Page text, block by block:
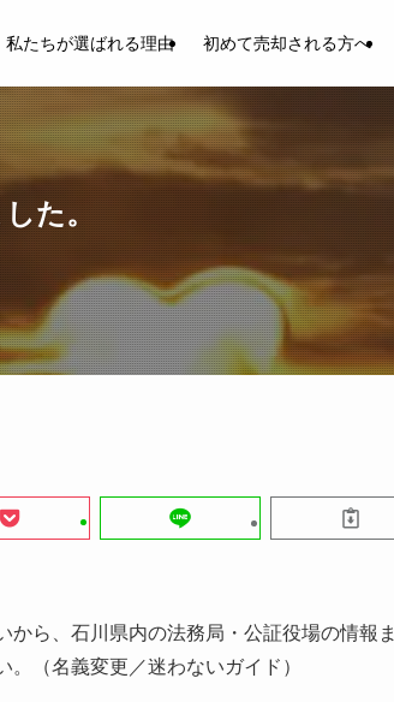
私たちが選ばれる理由 初めて売却される方へ
た。
から、石川県内の法務局・公証役場の情報ま
（名義変更／迷わないガイド）